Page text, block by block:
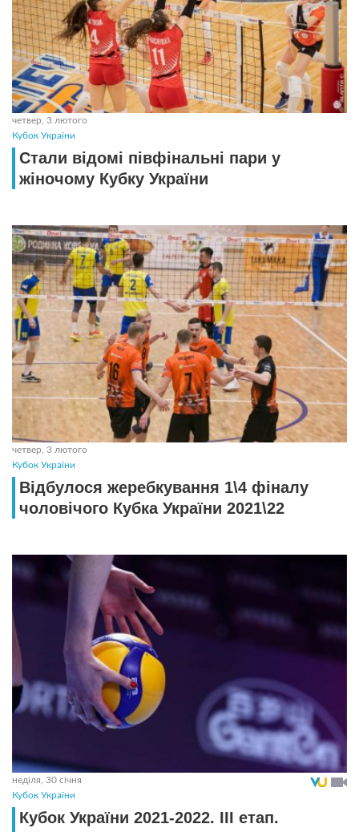
четвер, 3 лютого
Кубок України
Стали відомі півфінальні пари у
жіночому Кубку України
четвер, 3 лютого
Кубок України
Відбулося жеребкування 1\4 фіналу
чоловічого Кубка України 2021\22
неділя, 30 січня
Кубок України
Кубок України 2021-2022. ІII етап.